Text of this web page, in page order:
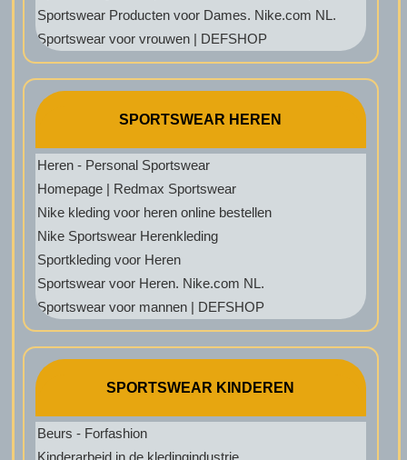
Sportswear Producten voor Dames. Nike.com NL.
Sportswear voor vrouwen | DEFSHOP
SPORTSWEAR HEREN
Heren - Personal Sportswear
Homepage | Redmax Sportswear
Nike kleding voor heren online bestellen
Nike Sportswear Herenkleding
Sportkleding voor Heren
Sportswear voor Heren. Nike.com NL.
Sportswear voor mannen | DEFSHOP
SPORTSWEAR KINDEREN
Beurs - Forfashion
Kinderarbeid in de kledingindustrie